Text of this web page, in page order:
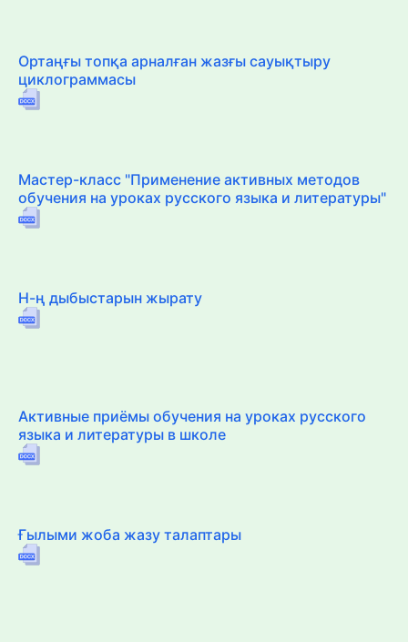
Ортаңғы топқа арналған жазғы сауықтыру
циклограммасы
Мастер-класс "Применение активных методов
обучения на уроках русского языка и литературы"
Н-ң дыбыстарын жырату
Активные приёмы обучения на уроках русского
языка и литературы в школе
Ғылыми жоба жазу талаптары